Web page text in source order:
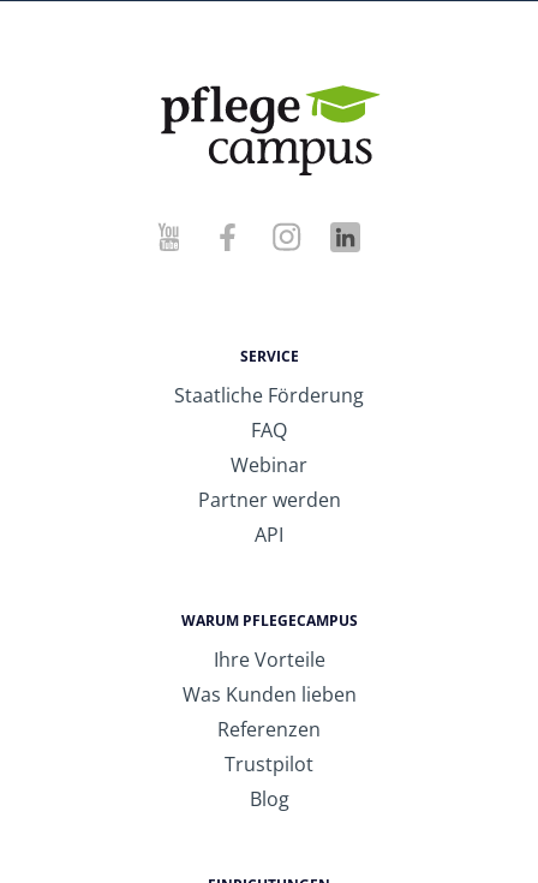
SERVICE
Staatliche Förderung
FAQ
Webinar
Partner werden
API
WARUM PFLEGECAMPUS
Ihre Vorteile
Was Kunden lieben
Referenzen
Trustpilot
Blog